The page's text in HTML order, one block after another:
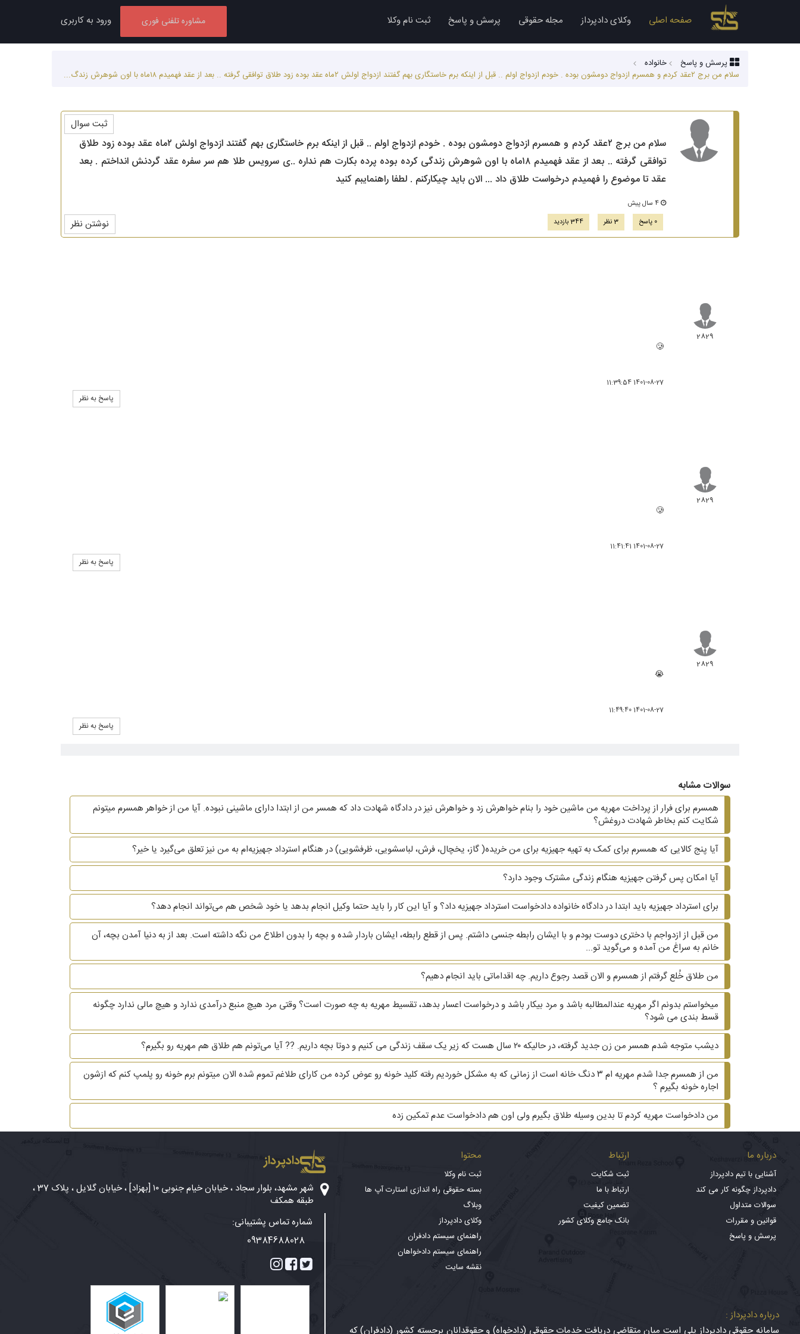
صفحه اصلی وکلای دادپرداز مجله حقوقی پرسش و پاسخ ثبت نام وکلا مشاوره تلفنی فوری ورود به کاربری
پرسش و پاسخ
خانواده
سلام من برج ۲عقد کردم و همسرم ازدواج دومشون بوده . خودم ازدواج اولم .. قبل از اینکه برم خاستگاری بهم گفتند ازدواج اولش ۲ماه عقد بوده زود طلاق توافقی گرفته .. بعد از عقد فهمیدم ۱۸ماه با اون شوهرش زندگ...
سلام من برج ۲عقد کردم و همسرم ازدواج دومشون بوده . خودم ازدواج اولم .. قبل از اینکه برم خاستگاری بهم گفتند ازدواج اولش ۲ماه عقد بوده زود طلاق
توافقی گرفته .. بعد از عقد فهمیدم ۱۸ماه با اون شوهرش زندگی کرده بوده پرده بکارت هم نداره ..ی سرویس طلا هم سر سفره عقد گردنش انداختم . بعد
عقد تا موضوع را فهمیدم درخواست طلاق داد ... الان باید چیکارکنم . لطفا راهنمایبم کنید
4 سال پیش
0 پاسخ
3 نظر 344 بازدید نوشتن نظر
ثبت سوال
2829
🥲
1401-08-27 11:39:54
پاسخ به نظر
2829
🥲
1401-08-27 11:41:41
پاسخ به نظر
2829
😭
1401-08-27 11:49:40
پاسخ به نظر
سوالات مشابه
همسرم برای فرار از پرداخت مهریه من ماشین خود را بنام خواهرش زد و خواهرش نیز در دادگاه شهادت داد که همسر من از ابتدا دارای ماشینی نبوده. آیا من از خواهر همسرم میتونم
شکایت کنم بخاطر شهادت دروغش؟
آیا پنج کالایی که همسرم برای کمک به تهیه جهیزیه برای من خریده( گاز، یخچال، فرش، لباسشویی، ظرفشویی)‌ در هنگام استرداد جهیزیه‌ام به من نیز تعلق می‌گیرد یا خیر؟
آیا امکان پس گرفتن جهیزیه هنگام زندگی مشترک وجود دارد؟
برای استرداد جهیزیه باید ابتدا در دادگاه خانواده دادخواست استرداد جهیزیه داد؟ و آیا این کار را باید حتما وکیل انجام بدهد یا خود شخص هم می‌تواند انجام دهد؟
من قبل از ازدواجم با دختری دوست بودم و با ایشان رابطه جنسی داشتم. پس از قطع رابطه، ایشان باردار شده و بچه را بدون اطلاع من نگه داشته است. بعد از به دنیا آمدن بچه، آن
خانم به سراغ من آمده و می‌گوید تو...
من طلاق خُلع گرفتم از همسرم و الان قصد رجوع داریم. چه اقداماتی باید انجام دهیم؟
میخواستم بدونم اگر مهریه عندالمطالبه باشد و مرد بیکار باشد و درخواست اعسار بدهد، تقسیط مهریه به چه صورت است؟ وقتی مرد هیچ منبع درآمدی ندارد و هیچ مالی ندارد چگونه
قسط بندی می شود؟
دیشب متوجه شدم همسر من زن جدید گرفته، در حالیکه ۲۰ سال هست که زیر یک سقف زندگی می کنیم و دوتا بچه داریم. ?? آیا می‌تونم هم طلاق هم مهریه رو بگیرم؟
من از همسرم جدا شدم مهریه ام ۳ دنگ خانه است از زمانی که به مشکل خوردیم رفته کلید خونه رو عوض کرده من کارای طلاغم تموم شده الان میتونم برم خونه رو پلمپ کنم که ازشون
اجاره خونه بگیرم ؟
من دادخواست مهریه کردم تا بدین وسیله طلاق بگیرم ولی اون هم دادخواست عدم تمکین زده
درباره ما
آشنایی با تیم دادپرداز
دادپرداز چگونه کار می کند
سوالات متداول
قوانین و مقررات
پرسش و پاسخ
ارتباط
ثبت شکایت
ارتباط با ما
تضمین کیفیت
بانک جامع وکلای کشور
محتوا
ثبت نام وکلا
بسته حقوقی راه اندازی استارت آپ ها
وبلاگ
وکلای دادپرداز
راهنمای سیستم دادفران
راهنمای سیستم دادخواهان
نقشه سایت
درباره دادپرداز :
سامانه حقوقی دادپرداز پلی است میان متقاضی دریافت خدمات حقوقی (دادخواه) و حقوقدانان برجسته کشور (دادفران) که
دادپرداز
شهر مشهد، بلوار سجاد ، خیابان خیام جنوبی ۱۰ [بهزاد] ، خیابان گلایل ، پلاک 37 ،
طبقه همکف
شماره تماس پشتیبانی:
09384688028